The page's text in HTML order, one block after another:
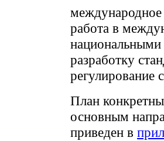
международное
работа в
национальными
разработку
регулирование
План
основным
приведен в